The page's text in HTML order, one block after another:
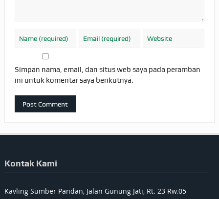
Simpan nama, email, dan situs web saya pada peramban
ini untuk komentar saya berikutnya.
Kontak Kami
Kavling Sumber Pandan, Jalan Gunung Jati, Rt. 23 Rw.05